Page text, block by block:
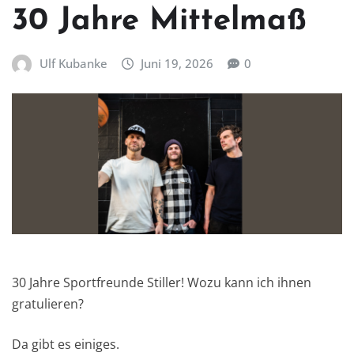
30 Jahre Mittelmaß
Ulf Kubanke Juni 19, 2026 0
30 Jahre Sportfreunde Stiller! Wozu kann ich ihnen
gratulieren?
Da gibt es einiges.